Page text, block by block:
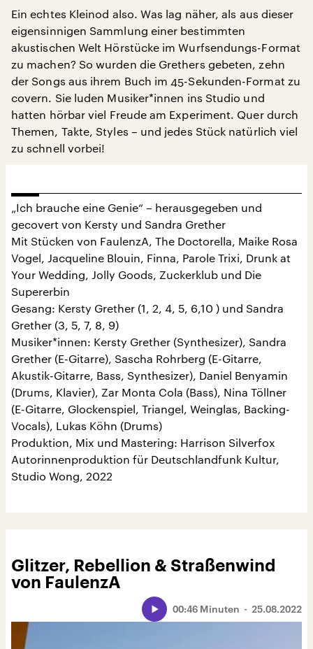
Ein echtes Kleinod also. Was lag näher, als aus dieser
eigensinnigen Sammlung einer bestimmten
akustischen Welt Hörstücke im Wurfsendungs-Format
zu machen? So wurden die Grethers gebeten, zehn
der Songs aus ihrem Buch im 45-Sekunden-Format zu
covern. Sie luden Musiker*innen ins Studio und
hatten hörbar viel Freude am Experiment. Quer durch
Themen, Takte, Styles – und jedes Stück natürlich viel
zu schnell vorbei!
„Ich brauche eine Genie“ – herausgegeben und
gecovert von Kersty und Sandra Grether
Mit Stücken von FaulenzA, The Doctorella, Maike Rosa
Vogel, Jacqueline Blouin, Finna, Parole Trixi, Drunk at
Your Wedding, Jolly Goods, Zuckerklub und Die
Supererbin
Gesang: Kersty Grether (1, 2, 4, 5, 6,10 ) und Sandra
Grether (3, 5, 7, 8, 9)
Musiker*innen: Kersty Grether (Synthesizer), Sandra
Grether (E-Gitarre), Sascha Rohrberg (E-Gitarre,
Akustik-Gitarre, Bass, Synthesizer), Daniel Benyamin
(Drums, Klavier), Zar Monta Cola (Bass), Nina Töllner
(E-Gitarre, Glockenspiel, Triangel, Weinglas, Backing-
Vocals), Lukas Köhn (Drums)
Produktion, Mix und Mastering: Harrison Silverfox
Autorinnenproduktion für Deutschlandfunk Kultur,
Studio Wong, 2022
Glitzer, Rebellion & Straßenwind
von FaulenzA
25.08.2022
00:46 Minuten